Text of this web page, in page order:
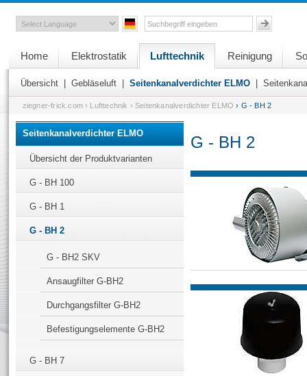
Home Elektrostatik Lufttechnik Reinigung
Übersicht| Gebläseluft| Seitenkanalverdichter ELMO|
ziegner-frick.com › Lufttechnik › Seitenkanalverdichter ELMO › G - BH 2
Seitenkanalverdichter ELMO
Übersicht der Produktvarianten
G - BH 100
G - BH 1
G - BH 2
G - BH2 SKV
Ansaugfilter G-BH2
Durchgangsfilter G-BH2
Befestigungselemente G-BH2
G - BH 7
G - BH 2